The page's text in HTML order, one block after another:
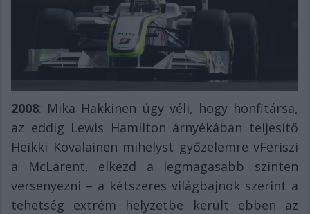
2008: Mika Hakkinen úgy véli, hogy honfitársa,
az eddig Lewis Hamilton árnyékában teljesítő
Heikki Kovalainen mihelyst győzelemre vFeriszi
a McLarent, elkezd a legmagasabb szinten
versenyezni – a kétszeres világbajnok szerint a
tehetség extrém helyzetbe került ebben az